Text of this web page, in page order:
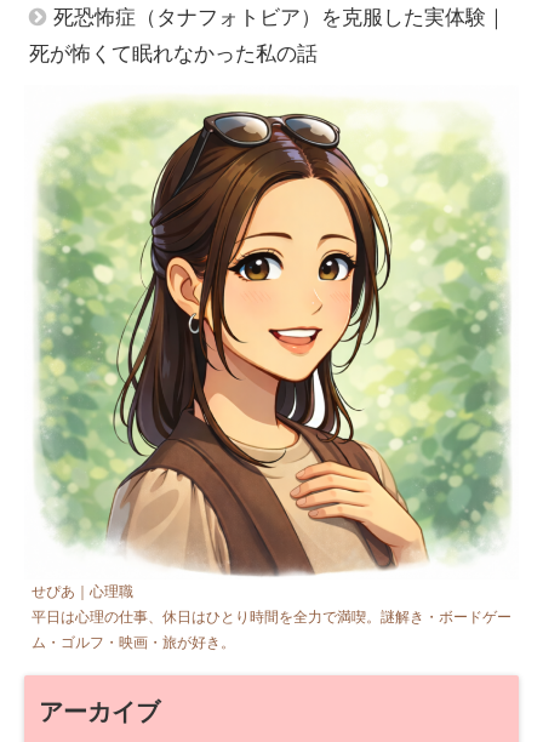
死恐怖症（タナフォトビア）を克服した実体験｜
死が怖くて眠れなかった私の話
せぴあ｜心理職
平日は心理の仕事、休日はひとり時間を全力で満喫。謎解き・ボードゲー
ム・ゴルフ・映画・旅が好き。
アーカイブ